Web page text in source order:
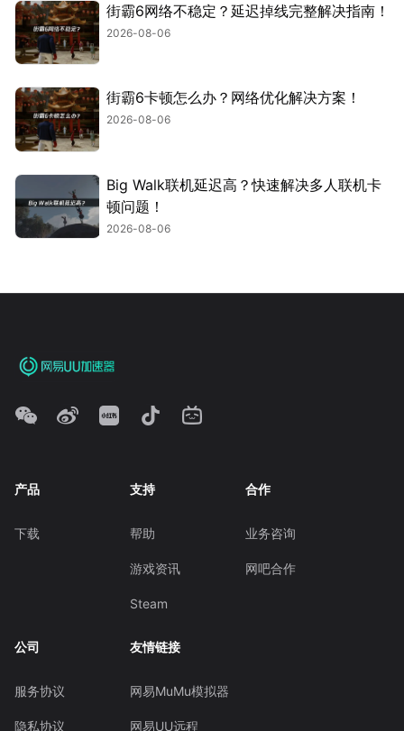
街霸6网络不稳定？延迟掉线完整解决指南！
2026-08-06
街霸6卡顿怎么办？网络优化解决方案！
2026-08-06
Big Walk联机延迟高？快速解决多人联机卡
顿问题！
2026-08-06
产品
下载
支持
帮助
游戏资讯
Steam
合作
业务咨询
网吧合作
公司
服务协议
隐私协议
友情链接
网易MuMu模拟器
网易UU远程